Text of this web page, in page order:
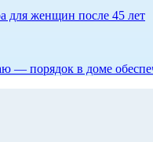
для женщин после 45 лет
— порядок в доме